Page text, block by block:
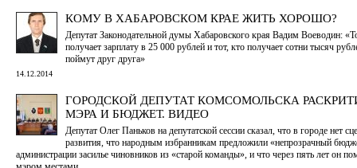
КОМУ В ХАБАРОВСКОМ КРАЕ ЖИТЬ ХОРОШО?
Депутат Законодательной думы Хабаровского края Вадим Воеводин:
получает зарплату в 25 000 рублей и тот, кто получает сотни тысяч
поймут друг друга»
14.12.2014
ГОРОДСКОЙ ДЕПУТАТ КОМСОМОЛЬСКА
МЭРА И БЮДЖЕТ. ВИДЕО
Депутат Олег Паньков на депутатской сессии сказал, что в городе нет
развития, что народным избранникам предложили «непрозрачный
администрации засилье чиновников из «старой команды», и что через пять лет он